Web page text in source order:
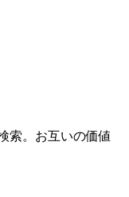
索。お互いの価値